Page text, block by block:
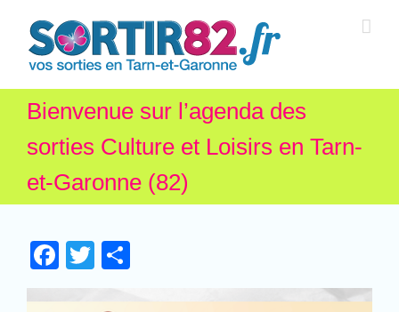
Bienvenue sur l’agenda des
sorties Culture et Loisirs en Tarn-
et-Garonne (82)
Facebook
Twitter